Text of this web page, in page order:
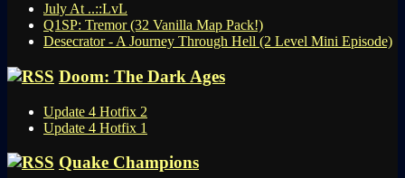
July At ..::LvL
Q1SP: Tremor (32 Vanilla Map Pack!)
Desecrator - A Journey Through Hell (2 Level Mini Episode)
Doom: The Dark Ages
Update 4 Hotfix 2
Update 4 Hotfix 1
Quake Champions